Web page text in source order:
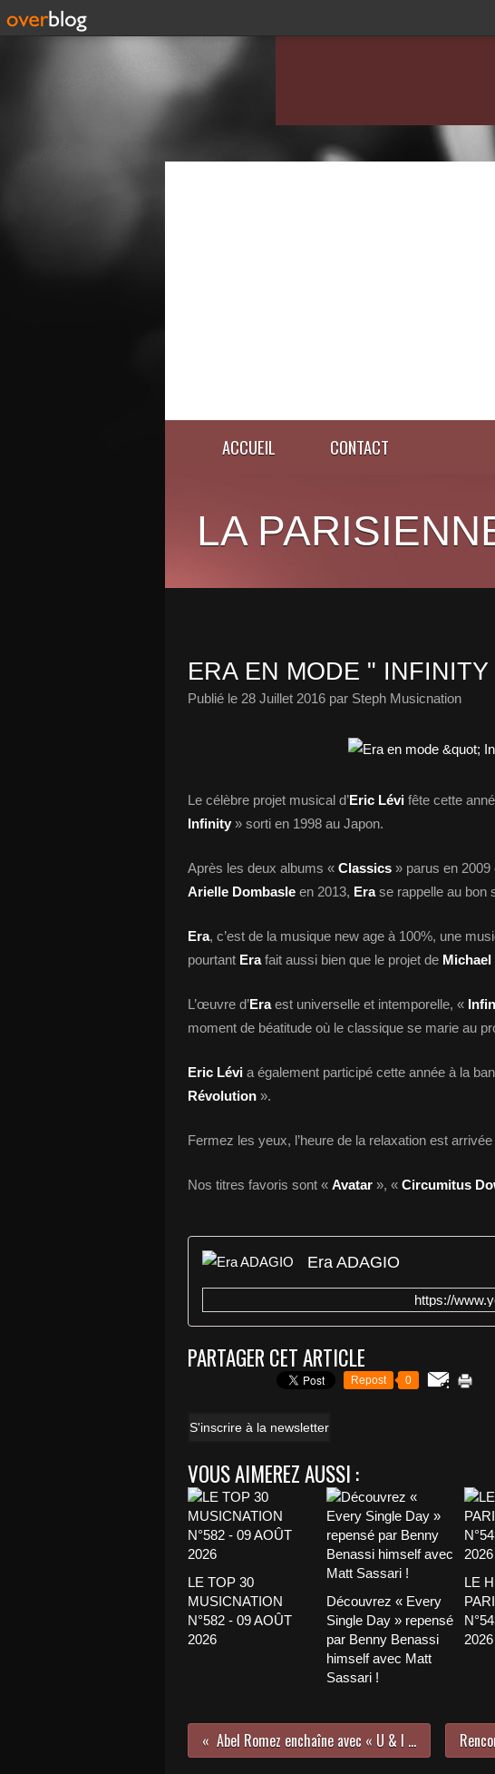
ACCUEIL CONTACT
LA
ERA EN MODE " INFINITY
Publié le 28 Juillet 2016 par Steph Musicnation
Le célèbre projet musical d’Eric Lévi fête cette
Infinity » sorti en 1998 au Japon.
Après les deux albums « Classics » parus en
Arielle Dombasle en 2013, Erase rappelle au bon
Era, c’est de la musique new age à 100%, une
pourtant Erafait aussi bien que le projet de
L’œuvre d’Eraest universelle et intemporelle, «
moment de béatitude où le classique se marie au
Eric Lévi a également participé cette année à la
Révolution ».
Fermez les yeux, l’heure de la relaxation est arrivée
Nos titres favoris sont « Avatar », « Circumitus
Era ADAGIO
https://
PARTAGER CET ARTICLE
Repost 0
S'inscrire à la newsletter
VOUS AIMEREZ AUSSI :
LE TOP 30
MUSICNATION
N°582 - 09 AOÛT
2026
Découvrez « Every
Single Day » repensé
par Benny Benassi
himself avec Matt
Sassari !
LE
2026
Abel Romez enchaîne avec « U & I » !